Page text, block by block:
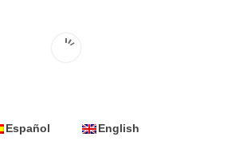
Español English